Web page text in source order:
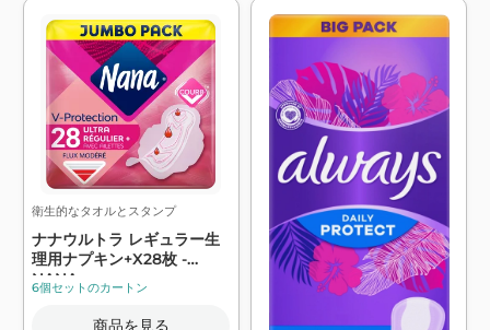
衛生的なタオルとスタンプ
ナナウルトラ レギュラー生
理用ナプキン+X28枚 -
NANA
6個セットのカートン
商品を見る